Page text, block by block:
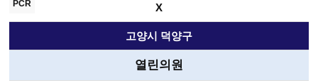
X
고양시 덕양구
열린의원